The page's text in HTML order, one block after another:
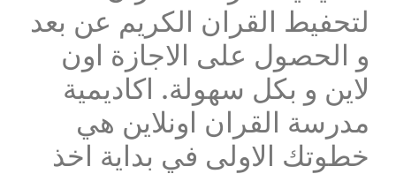
لتحفيط القران الكريم عن بعد
و الحصول على الاجازة اون
لاين و بكل سهولة. اكاديمية
مدرسة القران اونلاين هي
خطوتك الاولى في بداية اخذ